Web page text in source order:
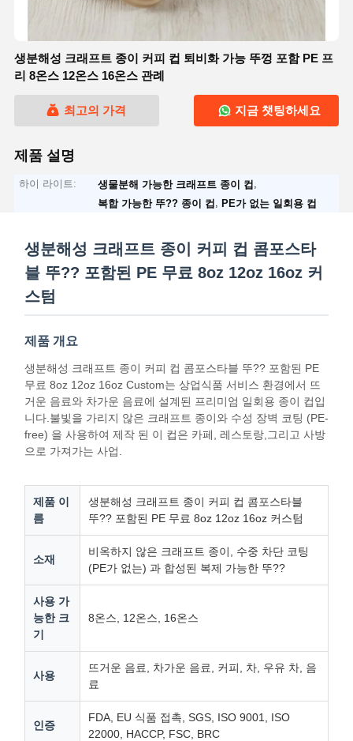
생분해성 크래프트 종이 커피 컵 퇴비화 가능 뚜껑 포함 PE 프
리 8온스 12온스 16온스 관례
최고의 가격 지금 챗팅하세요
제품 설명
하이 라이트: 생물분해 가능한 크래프트 종이 컵
복합 가능한 뚜?? 종이 컵
,PE가 없는 일회용 컵
생분해성 크래프트 종이 커피 컵 콤포스타
블 뚜?? 포함된 PE 무료 8oz 12oz 16oz 커
스텀
제품 개요
생분해성 크래프트 종이 커피 컵 콤포스타블 뚜?? 포함된 PE
무료 8oz 12oz 16oz Custom는 상업식품 서비스 환경에서 뜨
거운 음료와 차가운 음료에 설계된 프리미엄 일회용 종이 컵입
니다.불빛을 가리지 않은 크래프트 종이와 수성 장벽 코팅 (PE-
free) 을 사용하여 제작 된 이 컵은 카페, 레스토랑,그리고 사방
으로 가져가는 사업.
제품 이
름
생분해성 크래프트 종이 커피 컵 콤포스타블
뚜?? 포함된 PE 무료 8oz 12oz 16oz 커스텀
소재
비옥하지 않은 크래프트 종이, 수중 차단 코팅
(PE가 없는) 과 합성된 복제 가능한 뚜??
사용 가
능한 크
기
8온스, 12온스, 16온스
사용
뜨거운 음료, 차가운 음료, 커피, 차, 우유 차, 음
료
인증
FDA, EU 식품 접촉, SGS, ISO 9001, ISO
22000, HACCP, FSC, BRC